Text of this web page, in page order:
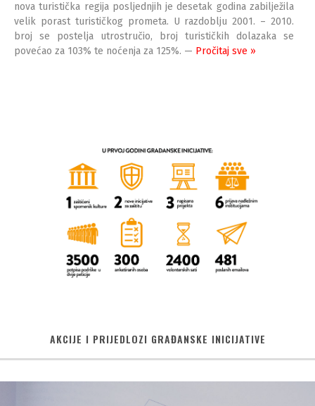
nova turistička regija posljednjih je desetak godina zabilježila
velik porast turističkog prometa. U razdoblju 2001. – 2010.
broj se postelja utrostručio, broj turističkih dolazaka se
povećao za 103% te noćenja za 125%. — Pročitaj sve »
AKCIJE I PRIJEDLOZI GRAĐANSKE INICIJATIVE